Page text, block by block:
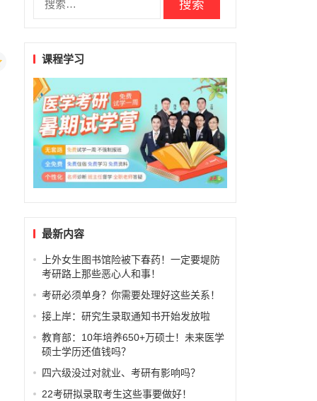
课程学习
最新内容
上外女生图书馆险被下春药！一定要堤防
考研路上那些恶心人和事！
考研必须单身？你需要处理好这些关系！
接上岸：研究生录取通知书开始发放啦
教育部：10年培养650+万硕士！未来医学
硕士学历还值钱吗？
四六级没过对就业、考研有影响吗？
22考研拟录取考生这些事要做好！